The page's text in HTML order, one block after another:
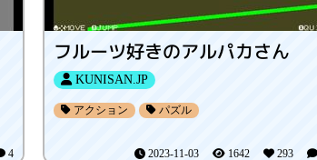
4
フルーツ好きのアルパカさん
KUNISAN.JP
アクション パズル
2023-11-03 1642 293